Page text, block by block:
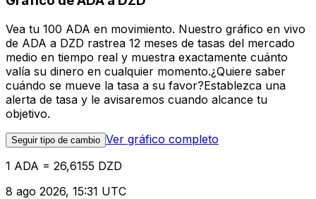
Vea tu 100 ADA en movimiento. Nuestro gráfico en vivo
de ADA a DZD rastrea 12 meses de tasas del mercado
medio en tiempo real y muestra exactamente cuánto
valía su dinero en cualquier momento.¿Quiere saber
cuándo se mueve la tasa a su favor?Establezca una
alerta de tasa y le avisaremos cuando alcance tu
objetivo.
Seguir tipo de cambio Ver gráfico completo
1 ADA = 26,6155 DZD
8 ago 2026, 15:31 UTC